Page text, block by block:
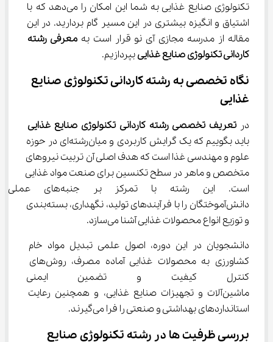
تکنولوژی صنایع غذایی به شما این امکان را می‌دهد که با
اشتیاق و انگیزه بیشتری در این مسیر گام بردارید. در این
مقاله از مدرسه مجازی آی نو قرار است به معرفی رشته
کاردانی تکنولوژی صنایع غذایی بپردازیم.
نگاه تخصصی به رشته کاردانی تکنولوژی صنایع
غذایی
در تعریف تخصصی رشته کاردانی تکنولوژی صنایع غذایی
باید بگوییم که یک گرایش کاربردی و میان‌رشته‌ای در حوزه
علوم و مهندسی غذا است که هدف اصلی آن تربیت نیروهای
متخصص و ماهر در سطح تکنسین برای صنعت مواد غذایی
است. این رشته با تمرکز
دانش‌آموختگان را با فرآیندهای تولید، نگهداری، بسته‌بندی
و توزیع انواع محصولات غذایی آشنا می‌سازد.
دانشجویان در این دوره، اصول علمی تبدیل مواد خام
کشاورزی به محصولات غذایی آماده مصرف، روش‌های
کنترل کیفیت و تضمین ایمنی
ماشین‌آلات و تجهیزات صنایع غذایی، و همچنین رعایت
استانداردهای بهداشتی و صنعتی را فرا می‌گیرند.
بررسی ظرفیت ‌ها در رشته تکنولوژی صنایع